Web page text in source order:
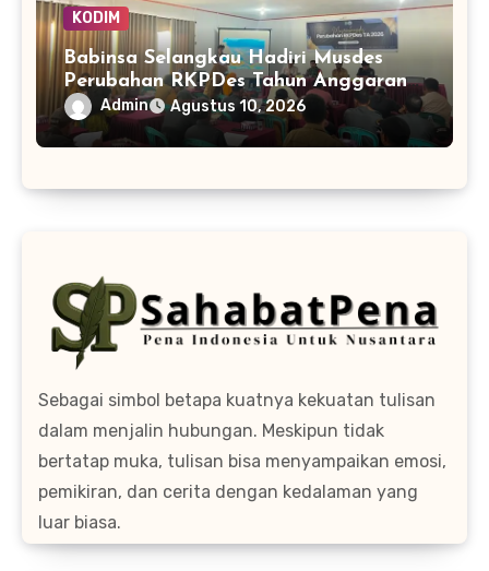
KODIM
Babinsa Selangkau Hadiri Musdes
Perubahan RKPDes Tahun Anggaran
2026Admin Agustus 10, 2026
Sebagai simbol betapa kuatnya kekuatan tulisan
dalam menjalin hubungan. Meskipun tidak
bertatap muka, tulisan bisa menyampaikan emosi,
pemikiran, dan cerita dengan kedalaman yang
luar biasa.